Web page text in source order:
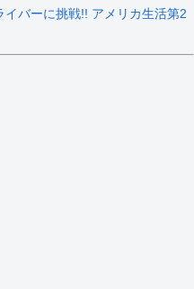
バーに挑戦!! アメリカ生活第2